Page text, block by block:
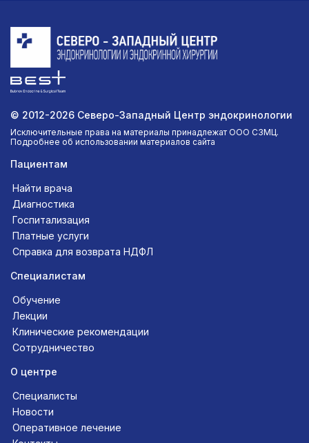
© 2012-2026 Северо-Западный Центр эндокринологии
Исключительные права на материалы принадлежат ООО СЗМЦ.
Подробнее об использовании материалов сайта
Пациентам
Найти врача
Диагностика
Госпитализация
Платные услуги
Справка для возврата НДФЛ
Специалистам
Обучение
Лекции
Клинические рекомендации
Сотрудничество
О центре
Специалисты
Новости
Оперативное лечение